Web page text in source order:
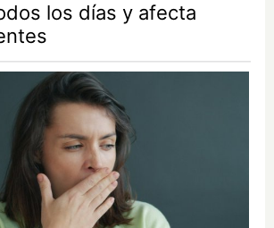
los días y afecta